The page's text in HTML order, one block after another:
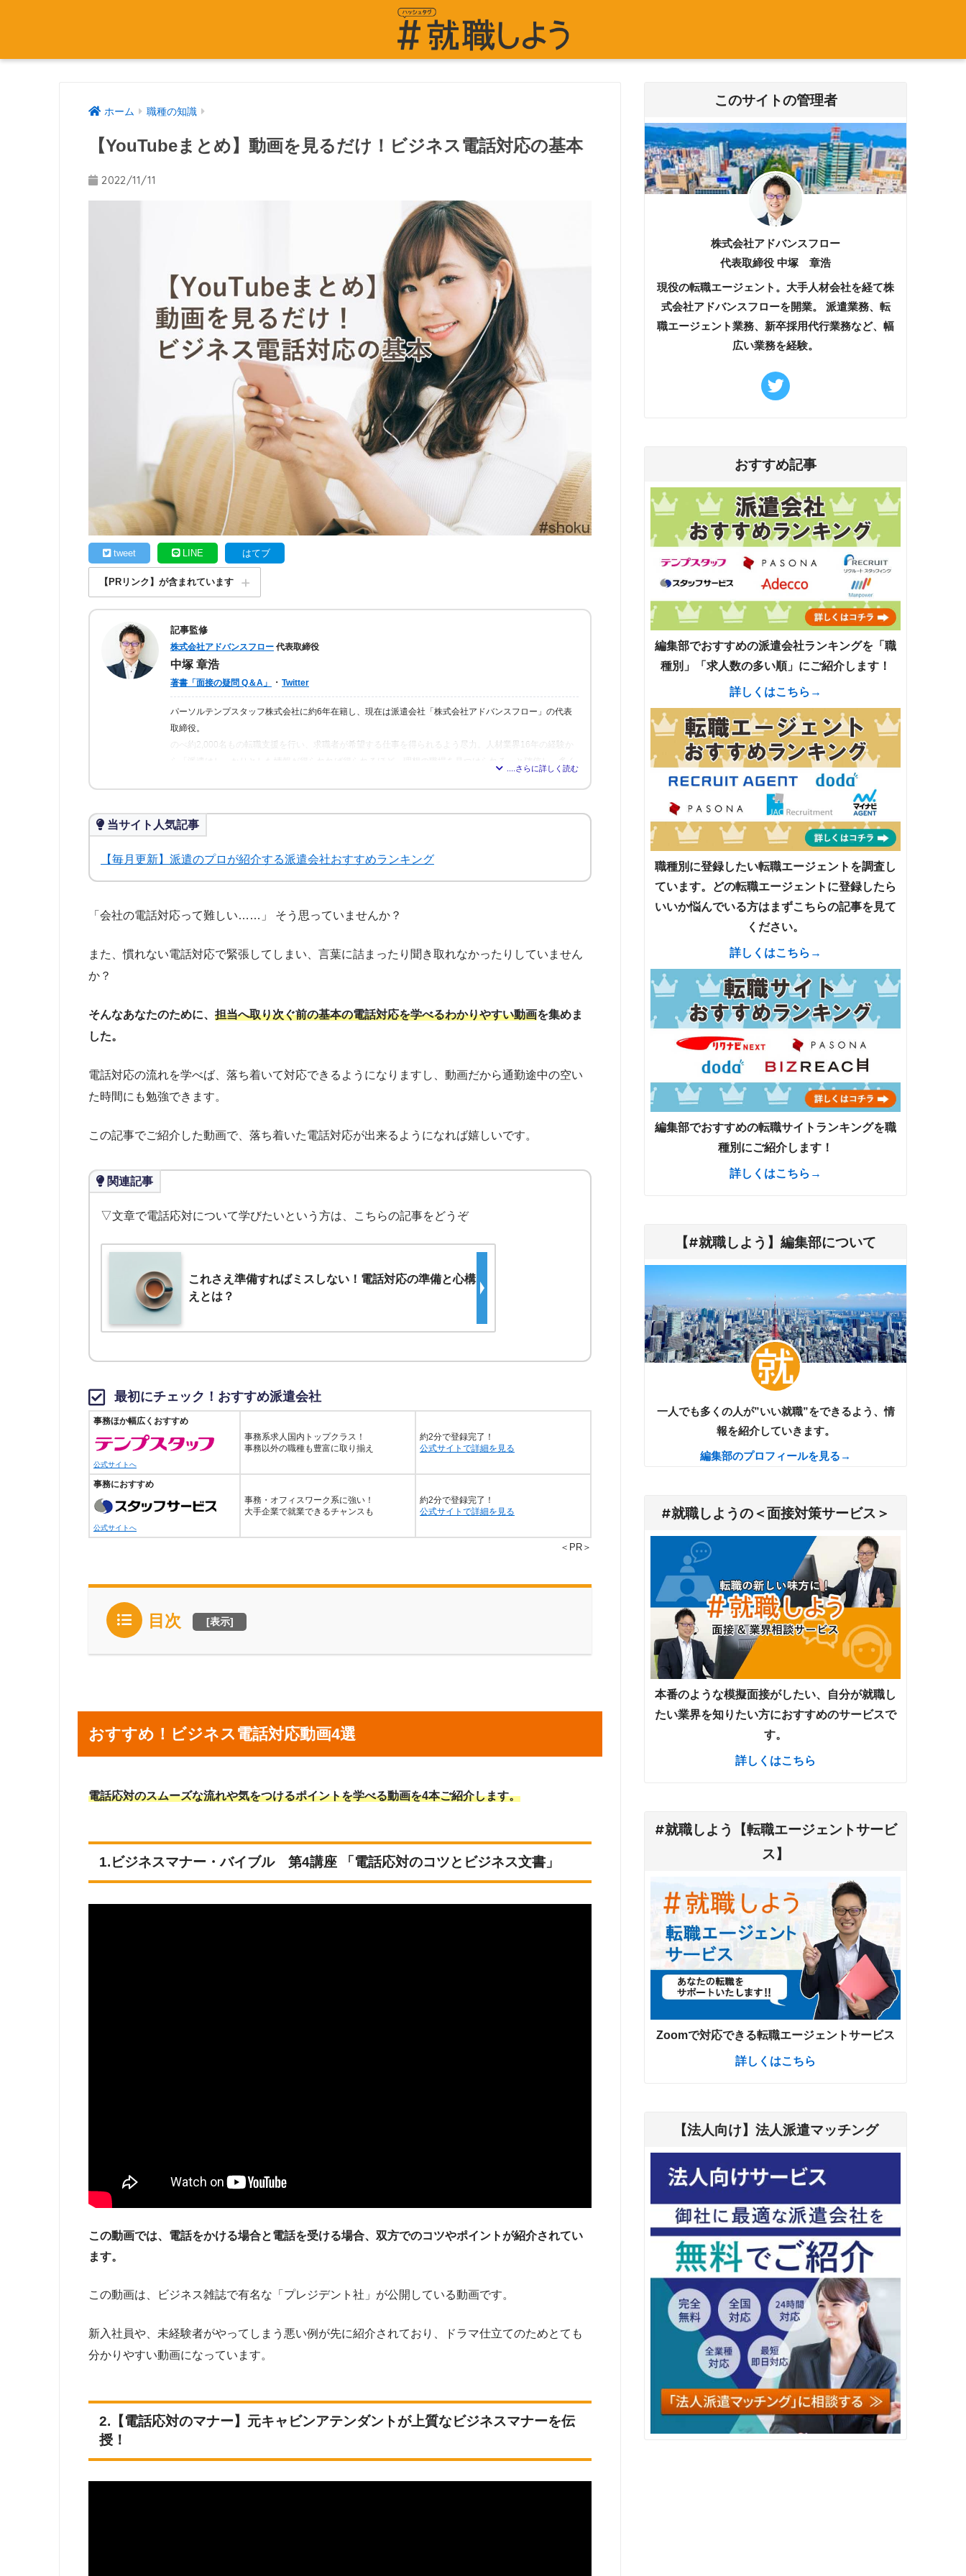
ホーム 職種の知識
【YouTubeまとめ】動画を見るだけ！ビジネス電話対応の基本
2022/11/11
tweet LINE はてブ
【PRリンク】が含まれています
記事監修
株式会社アドバンスフロー 代表取締役
中塚 章浩
著書「面接の疑問 Q＆A」 ・ Twitter
パーソルテンプスタッフ株式会社に約6年在籍し、現在は派遣会社「株式会社アドバンスフロー」の代表
取締役。
のべ約2,000名もの転職支援を行い、求職者が希望する仕事を得られるよう尽力。人材業界16年の経験か
当サイト人気記事
【毎月更新】派遣のプロが紹介する派遣会社おすすめランキング
「会社の電話対応って難しい……」 そう思っていませんか？
また、慣れない電話対応で緊張してしまい、言葉に詰まったり聞き取れなかったりしていません
か？
そんなあなたのために、 担当へ取り次ぐ前の基本の電話対応を学べるわかりやすい動画を集めま
した。
電話対応の流れを学べば、落ち着いて対応できるようになりますし、動画だから通勤途中の空い
た時間にも勉強できます。
この記事でご紹介した動画で、落ち着いた電話対応が出来るようになれば嬉しいです。
関連記事
▽文章で電話応対について学びたいという方は、こちらの記事をどうぞ
これさえ準備すればミスしない！電話対応の準備と心構
えとは？
最初にチェック！おすすめ派遣会社
事務ほか幅広くおすすめ
公式サイトへ
事務系求人国内トップクラス！
事務以外の職種も豊富に取り揃え
約2分で登録完了！
公式サイトで詳細を見る
事務におすすめ
公式サイトへ
事務・オフィスワーク系に強い！
大手企業で就業できるチャンスも
約2分で登録完了！
公式サイトで詳細を見る
＜PR＞
目次 [表示]
おすすめ！ビジネス電話対応動画4選
電話応対のスムーズな流れや気をつけるポイントを学べる動画を4本ご紹介します。
1.ビジネスマナー・バイブル 第4講座 「電話応対のコツとビジネス文書」
この動画では、電話をかける場合と電話を受ける場合、双方でのコツやポイントが紹介されてい
ます。
この動画は、ビジネス雑誌で有名な「プレジデント社」が公開している動画です。
新入社員や、未経験者がやってしまう悪い例が先に紹介されており、ドラマ仕立てのためとても
分かりやすい動画になっています。
2.【電話応対のマナー】元キャビンアテンダントが上質なビジネスマナーを伝
授！
このサイトの管理者
株式会社アドバンスフロー
代表取締役 中塚 章浩
現役の転職エージェント。大手人材会社を経て株
式会社アドバンスフローを開業。 派遣業務、転
職エージェント業務、新卒採用代行業務など、幅
広い業務を経験。
おすすめ記事
編集部でおすすめの派遣会社ランキングを「職
種別」「求人数の多い順」にご紹介します！
詳しくはこちら→
職種別に登録したい転職エージェントを調査し
ています。どの転職エージェントに登録したら
いいか悩んでいる方はまずこちらの記事を見て
ください。
詳しくはこちら→
編集部でおすすめの転職サイトランキングを職
種別にご紹介します！
詳しくはこちら→
【#就職しよう】編集部について
一人でも多くの人が”いい就職”をできるよう、情
報を紹介していきます。
編集部のプロフィールを見る→
#就職しようの＜面接対策サービス＞
本番のような模擬面接がしたい、自分が就職し
たい業界を知りたい方におすすめのサービスで
す。
詳しくはこちら
#就職しよう【転職エージェントサービ
ス】
Zoomで対応できる転職エージェントサービス
詳しくはこちら
【法人向け】法人派遣マッチング